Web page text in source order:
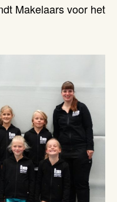
Makelaars voor het